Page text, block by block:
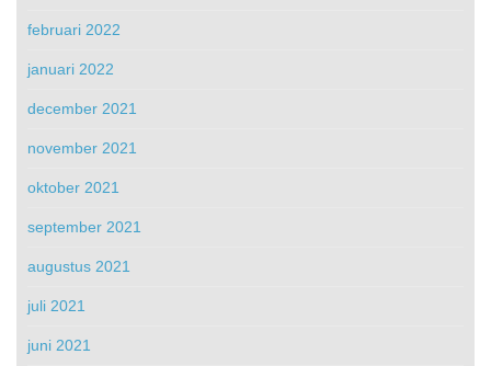
februari 2022
januari 2022
december 2021
november 2021
oktober 2021
september 2021
augustus 2021
juli 2021
juni 2021